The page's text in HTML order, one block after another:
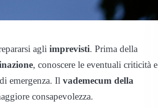
agli imprevisti. Prima della
, conoscere le eventuali criticità e
emergenza. Il vademecum della
consapevolezza.